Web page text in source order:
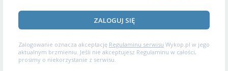
ZALOGUJ SIĘ
Zalogowanie oznacza akceptację Regulaminu serwisu Wykop.pl w jego
aktualnym brzmieniu. Jeśli nie akceptujesz Regulaminu w całości,
prosimy o niekorzystanie z serwisu.